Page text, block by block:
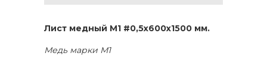
Лист медный М1 #0,5x600x1500 мм.
Медь марки М1